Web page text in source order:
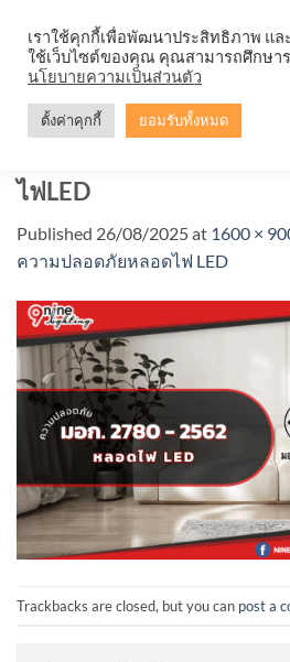
content
ไฟLED
Published 26/08/2025at 1600 ×
ความปลอดภัยหลอดไฟ LED
Trackbacks are closed, but you can post a
เราใช้คุกกี้เพื่อพัฒนาประสิทธิภาพ แ
ใช้เว็บไซต์ของคุณ คุณสามารถศึกษา
นโยบายความเป็นส่วนตัว
ตั้งค่าคุกกี้ ยอมรับทั้งหมด